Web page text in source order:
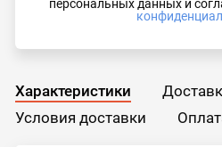
персональных данных и
Характеристики
Условия доставки